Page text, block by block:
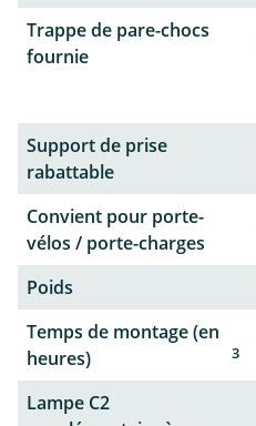
Trappe de pare-chocs
fournie
Support de prise
rabattable
Convient pour porte-
vélos / porte-charges
Poids
Temps de montage (en
heures)
3
Lampe C2